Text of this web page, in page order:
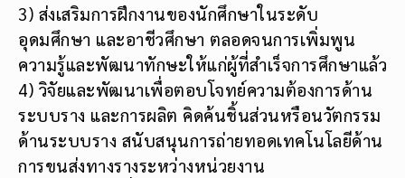
3) ส่งเสริมการฝึกงานของนักศึกษาในระดับ
อุดมศึกษา และอาชีวศึกษา ตลอดจนการเพิ่มพูน
ความรู้และพัฒนาทักษะให้แก่ผู้ที่สำเร็จการศึกษาแล้ว
4) วิจัยและพัฒนาเพื่อตอบโจทย์ความต้องการด้าน
ระบบราง และการผลิต คิดค้นชิ้นส่วนหรือนวัตกรรม
ด้านระบบราง สนับสนุนการถ่ายทอดเทคโนโลยีด้าน
การขนส่งทางรางระหว่างหน่วยงาน